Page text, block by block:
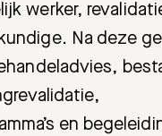
werker,
Na deze
en